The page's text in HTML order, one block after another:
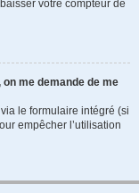
votre compteur de
on me demande de me
le formulaire intégré (si
empêcher l’utilisation